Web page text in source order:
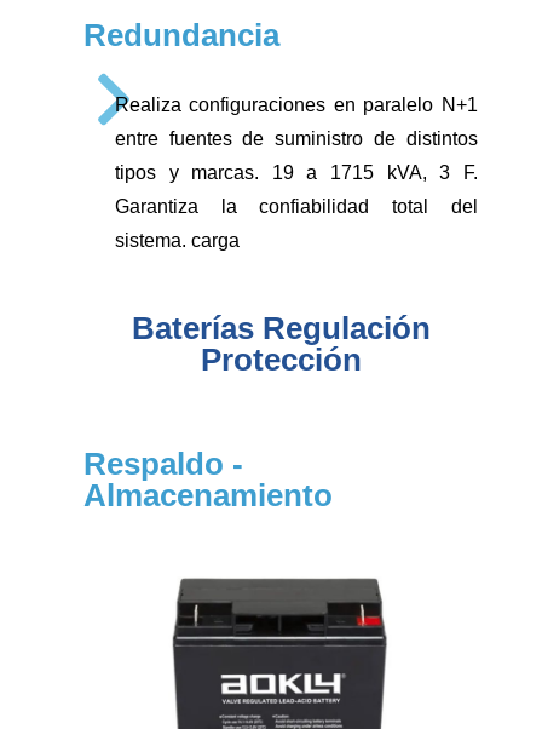
Redundancia
Realiza configuraciones en paralelo N+1
entre fuentes de suministro de distintos
tipos y marcas. 19 a 1715 kVA, 3 F.
Garantiza la confiabilidad total del
sistema. carga
Baterías Regulación
Protección
Respaldo -
Almacenamiento